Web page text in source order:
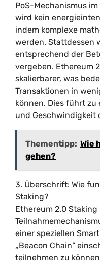
PoS-Mechanismus im
wird kein
indem komplexe
werden. Stattdessen
entsprechend der
vergeben. Ethereum
skalierbarer, was
Transaktionen in
können. Dies führt zu
und Geschwindigkeit
Thementipp: Wie
gehen?
3. Überschrift: Wie
Staking?
Ethereum 2.0
einer speziellen
„Beacon Chain“
teilnehmen zu